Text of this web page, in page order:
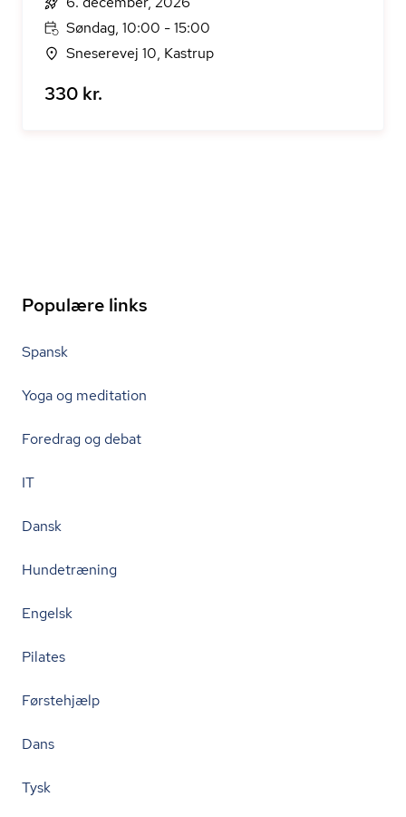
Søndag, 10:00 - 15:00
Sneserevej 10, Kastrup
330 kr.
Populære links
Spansk
Yoga og meditation
Foredrag og debat
IT
Dansk
Hundetræning
Engelsk
Pilates
Førstehjælp
Dans
Tysk